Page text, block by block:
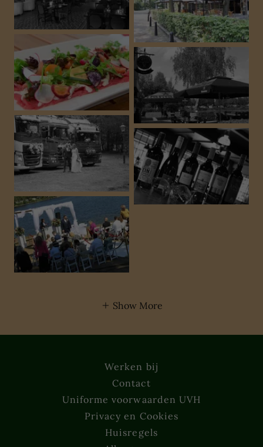
Show More
Werken bij
Contact
Uniforme voorwaarden UVH
Privacy en Cookies
Huisregels